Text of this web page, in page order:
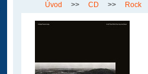
Úvod >> CD >> Rock